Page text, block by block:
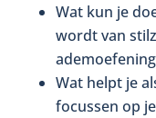
Wat kun je
wordt van
Wat helpt je
focussen op